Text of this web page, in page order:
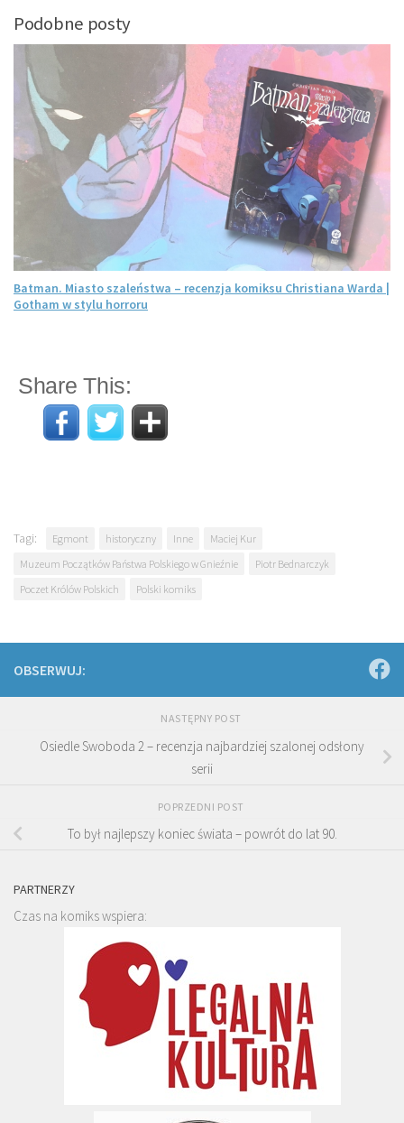
Podobne posty
Batman. Miasto szaleństwa – recenzja komiksu Christiana Warda |
Gotham w stylu horroru
Share This:
Tagi: Egmont historyczny Inne
Maciej Kur
Muzeum Początków Państwa Polskiego w Gnieźnie
Piotr Bednarczyk
Poczet Królów Polskich
Polski komiks
OBSERWUJ:
NASTĘPNY POST
Osiedle Swoboda 2 – recenzja najbardziej szalonej odsłony
serii
POPRZEDNI POST
To był najlepszy koniec świata – powrót do lat 90.
PARTNERZY
Czas na komiks wspiera: